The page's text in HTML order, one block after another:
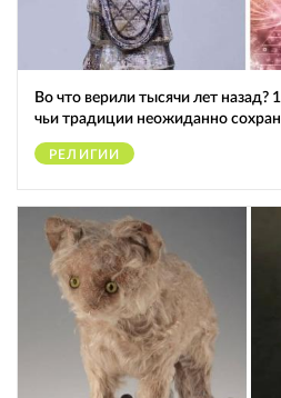
Во что верили тысячи лет назад?
чьи традиции неожиданно
РЕЛИГИИ